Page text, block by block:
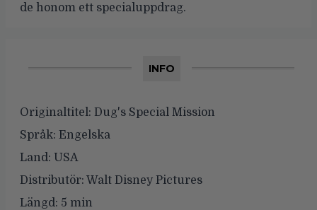
de honom ett specialuppdrag.
INFO
Originaltitel: Dug's Special Mission
Språk: Engelska
Land: USA
Distributör: Walt Disney Pictures
Längd: 5 min